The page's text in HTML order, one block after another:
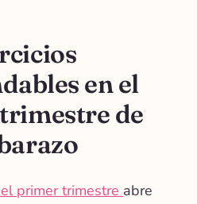
en el
de
primer trimestre abre